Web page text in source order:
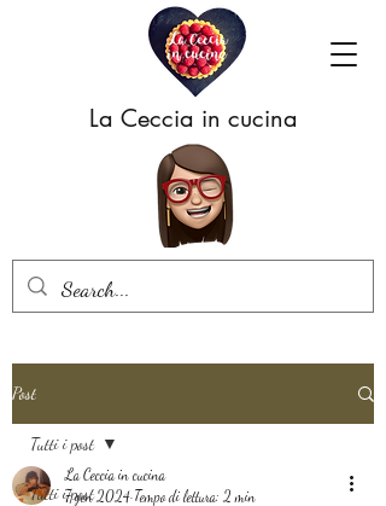
La Ceccia in cucina
Post
Tutti i post
Tutti i post
La Ceccia in cucina
7 gen 2024 Tempo di lettura: 2 min